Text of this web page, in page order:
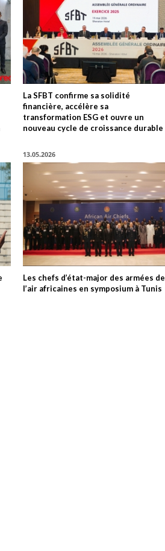
La SFBT confirme sa solidité
financière, accélère sa
transformation ESG et ouvre un
nouveau cycle de croissance durable
13.05.2026
Les chefs d’état-major des armées de
l’air africaines en symposium à Tunis